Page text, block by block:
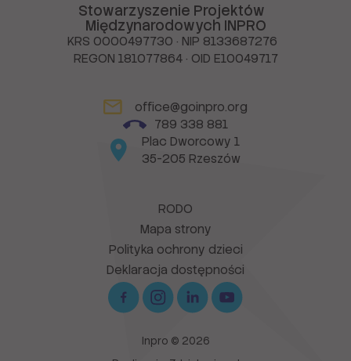
Stowarzyszenie Projektów
Międzynarodowych INPRO
KRS 0000497730 · NIP 8133687276
REGON 181077864 · OID E10049717
office@goinpro.org
789 338 881
Plac Dworcowy 1
35-205 Rzeszów
RODO
Mapa strony
Polityka ochrony dzieci
Deklaracja dostępności
Inpro © 2026